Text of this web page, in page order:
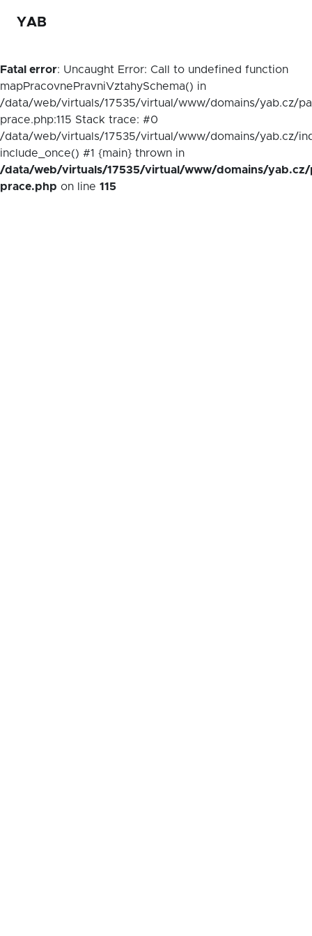
YAB
Fatal error: Uncaught Error: Call to undefined function
mapPracovnePravniVztahySchema() in
/data/web/virtuals/17535/virtual/www/domains/yab.cz/
prace.php:115 Stack trace: #0
/data/web/virtuals/17535/virtual/www/domains/yab.cz/
include_once() #1 {main} thrown in
/data/web/virtuals/17535/virtual/www/domains/yab.cz/
prace.php on line 115